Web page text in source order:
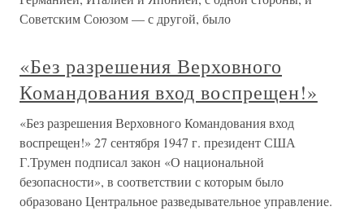
Советским Союзом — с другой, было
«Без разрешения Верховного
Командования вход воспрещен!»
«Без разрешения Верховного Командования вход
воспрещен!» 27 сентября 1947 г. президент США
Г.Трумен подписал закон «О национальной
безопасности», в соответствии с которым было
образовано Центральное разведывательное управление.